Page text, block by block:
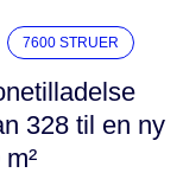
7600 STRUER
328 til en ny